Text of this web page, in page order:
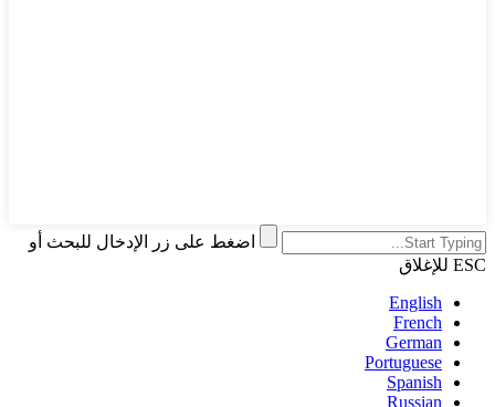
اضغط على زر الإدخال للبحث أو
ESC للإغلاق
English
French
German
Portuguese
Spanish
Russian